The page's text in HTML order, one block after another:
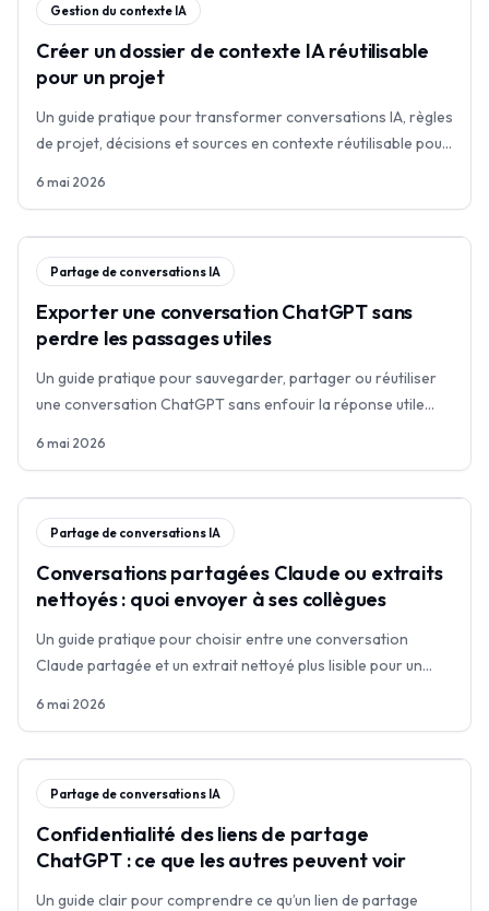
Gestion du contexte IA
Créer un dossier de contexte IA réutilisable
pour un projet
Un guide pratique pour transformer conversations IA, règles
de projet, décisions et sources en contexte réutilisable pour
6 mai 2026
Partage de conversations IA
Exporter une conversation ChatGPT sans
perdre les passages utiles
Un guide pratique pour sauvegarder, partager ou réutiliser
une conversation ChatGPT sans enfouir la réponse utile
6 mai 2026
Partage de conversations IA
Conversations partagées Claude ou extraits
nettoyés : quoi envoyer à ses collègues
Un guide pratique pour choisir entre une conversation
Claude partagée et un extrait nettoyé plus lisible pour un
6 mai 2026
Partage de conversations IA
Confidentialité des liens de partage
ChatGPT : ce que les autres peuvent voir
Un guide clair pour comprendre ce qu’un lien de partage